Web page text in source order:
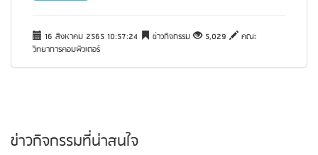
16 สิงหาคม 2565 10:57:24 ข่าวกิจกรรม 5,029
คณะ
วิทยาการคอมพิวเตอร์
ข่าวกิจกรรมที่น่าสนใจ